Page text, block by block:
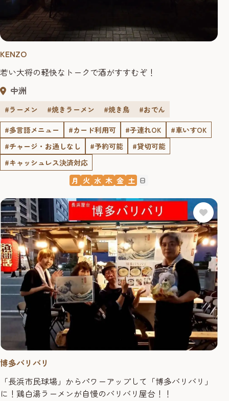
KENZO
若い大将の軽快なトークで酒がすすむぞ！
中洲
#ラーメン #焼きラーメン #焼き鳥
#おでん
#多言語メニュー
#カード利用可 #子連れOK
#車いすOK
#チャージ・お通しなし
#予約可能
#貸切可能
#キャッシュレス決済対応
月 火 水 木 金 土 日
博多バリバリ
「長浜市民球場」からパワーアップして「博多バリバリ」
に！鶏白湯ラーメンが自慢のバリバリ屋台！！